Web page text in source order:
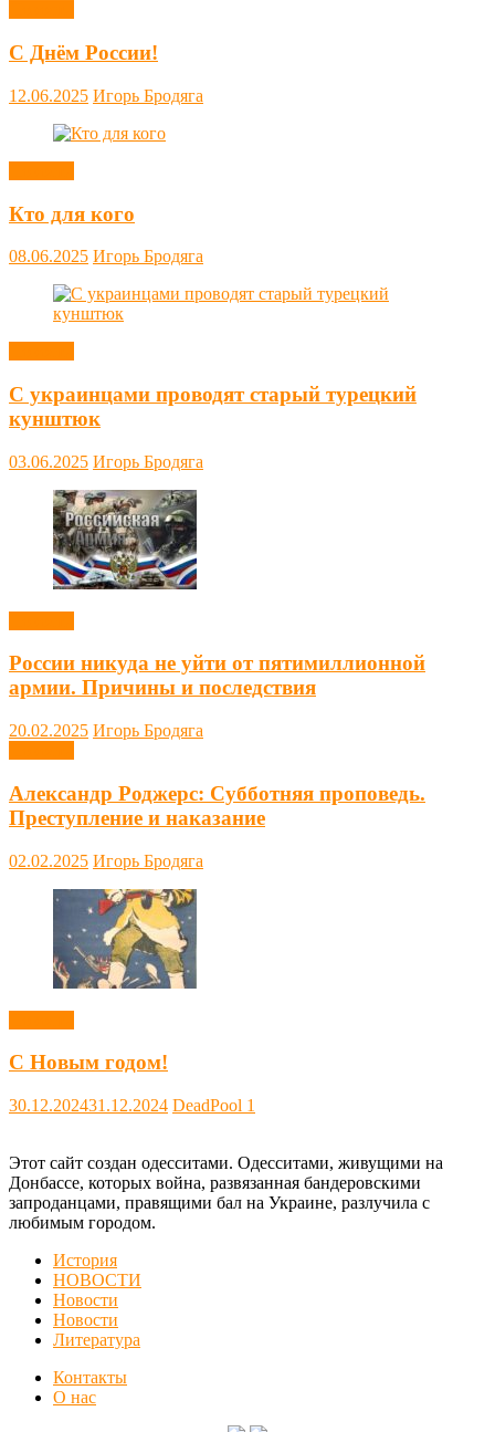
С Днём России!
12.06.2025 Игорь Бродяга
Кто для кого
08.06.2025 Игорь Бродяга
С украинцами проводят старый турецкий
кунштюк
03.06.2025 Игорь Бродяга
России никуда не уйти от пятимиллионной
армии. Причины и последствия
20.02.2025 Игорь Бродяга
Александр Роджерс: Субботняя проповедь.
Преступление и наказание
02.02.2025 Игорь Бродяга
С Новым годом!
30.12.202431.12.2024 DeadPool 1
Этот сайт создан одесситами. Одесситами, живущими на
Донбассе, которых война, развязанная бандеровскими
запроданцами, правящими бал на Украине, разлучила с
любимым городом.
История
НОВОСТИ
Новости
Новости
Литература
Контакты
О нас